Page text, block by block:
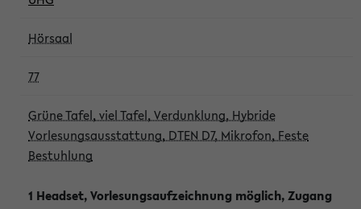
Hörsaal
77
Grüne Tafel, viel Tafel, Verdunklung, Hybride
Vorlesungsausstattung, DTEN D7, Mikrofon, Feste
Bestuhlung
1 Headset, Vorlesungsaufzeichnung möglich, Zugang